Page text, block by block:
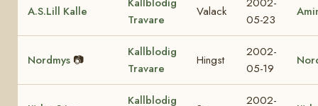
A.S.Lill Kalle
Travare
Valack
05-23
Nordmys 📷
Kallblodig
Travare
Hingst
2002-
05-19
Kallblodig
2002-